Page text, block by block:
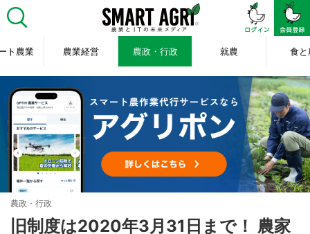
ト農業 農業経営 農政・行政 就農 食と
農政・行政
旧制度は2020年3月31日まで！ 農家